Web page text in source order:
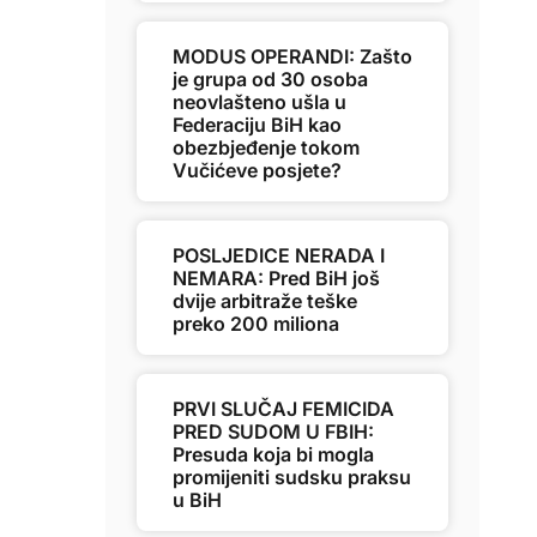
MODUS OPERANDI: Zašto
je grupa od 30 osoba
neovlašteno ušla u
Federaciju BiH kao
obezbjeđenje tokom
Vučićeve posjete?
POSLJEDICE NERADA I
NEMARA: Pred BiH još
dvije arbitraže teške
preko 200 miliona
PRVI SLUČAJ FEMICIDA
PRED SUDOM U FBIH:
Presuda koja bi mogla
promijeniti sudsku praksu
u BiH